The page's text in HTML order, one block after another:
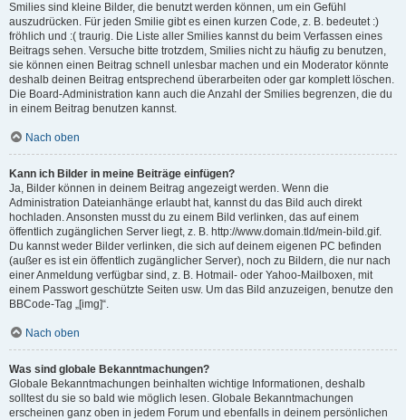
Smilies sind kleine Bilder, die benutzt werden können, um ein Gefühl
auszudrücken. Für jeden Smilie gibt es einen kurzen Code, z. B. bedeutet :)
fröhlich und :( traurig. Die Liste aller Smilies kannst du beim Verfassen eines
Beitrags sehen. Versuche bitte trotzdem, Smilies nicht zu häufig zu benutzen,
sie können einen Beitrag schnell unlesbar machen und ein Moderator könnte
deshalb deinen Beitrag entsprechend überarbeiten oder gar komplett löschen.
Die Board-Administration kann auch die Anzahl der Smilies begrenzen, die du
in einem Beitrag benutzen kannst.
Nach oben
Kann ich Bilder in meine Beiträge einfügen?
Ja, Bilder können in deinem Beitrag angezeigt werden. Wenn die
Administration Dateianhänge erlaubt hat, kannst du das Bild auch direkt
hochladen. Ansonsten musst du zu einem Bild verlinken, das auf einem
öffentlich zugänglichen Server liegt, z. B. http://www.domain.tld/mein-bild.gif.
Du kannst weder Bilder verlinken, die sich auf deinem eigenen PC befinden
(außer es ist ein öffentlich zugänglicher Server), noch zu Bildern, die nur nach
einer Anmeldung verfügbar sind, z. B. Hotmail- oder Yahoo-Mailboxen, mit
einem Passwort geschützte Seiten usw. Um das Bild anzuzeigen, benutze den
BBCode-Tag „[img]“.
Nach oben
Was sind globale Bekanntmachungen?
Globale Bekanntmachungen beinhalten wichtige Informationen, deshalb
solltest du sie so bald wie möglich lesen. Globale Bekanntmachungen
erscheinen ganz oben in jedem Forum und ebenfalls in deinem persönlichen